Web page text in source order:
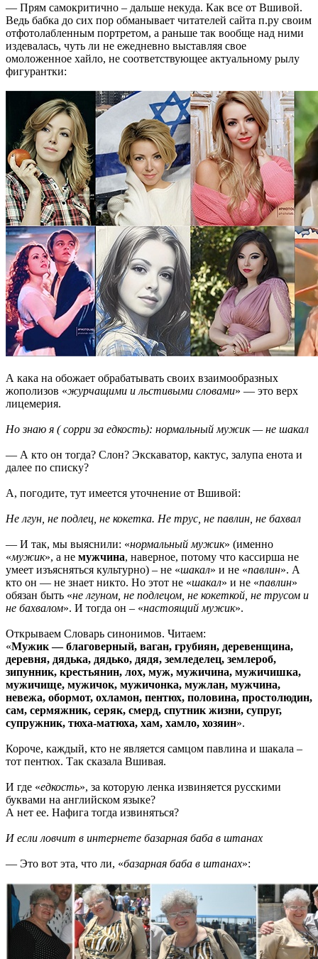
— Прям самокритично – дальше некуда. Как все от Вшивой.
Ведь бабка до сих пор обманывает читателей сайта п.ру своим
отфотолабленным портретом, а раньше так вообще над ними
издевалась, чуть ли не ежедневно выставляя свое
омоложенное хайло, не соответствующее актуальному рылу
фигурантки:
А кака на обожает обрабатывать своих взаимообразных
жополизов «журчащими и льстивыми словами» — это верх
лицемерия.
Но знаю я ( сорри за едкость): нормальный мужик — не шакал
— А кто он тогда? Слон? Экскаватор, кактус, залупа енота и
далее по списку?
А, погодите, тут имеется уточнение от Вшивой:
Не лгун, не подлец, не кокетка. Не трус, не павлин, не бахвал
— И так, мы выяснили: «нормальный мужик» (именно
«мужик», а не мужчина, наверное, потому что кассирша не
умеет изъясняться культурно) – не «шакал» и не «павлин». А
кто он — не знает никто. Но этот не «шакал» и не «павлин»
обязан быть «не лгуном, не подлецом, не кокеткой, не трусом и
не бахвалом». И тогда он – «настоящий мужик».
Открываем Словарь синонимов. Читаем:
«Мужик — благоверный, ваган, грубиян, деревенщина,
деревня, дядька, дядько, дядя, земледелец, землероб,
зипунник, крестьянин, лох, муж, мужичина, мужичишка,
мужичище, мужичок, мужичонка, мужлан, мужчина,
невежа, обормот, охламон, пентюх, половина, простолюдин,
сам, сермяжник, серяк, смерд, спутник жизни, супруг,
супружник, тюха-матюха, хам, хамло, хозяин».
Короче, каждый, кто не является самцом павлина и шакала –
тот пентюх. Так сказала Вшивая.
И где «едкость», за которую ленка извиняется русскими
буквами на английском языке?
А нет ее. Нафига тогда извиняться?
И если ловчит в интернете базарная баба в штанах
— Это вот эта, что ли, «базарная баба в штанах»: